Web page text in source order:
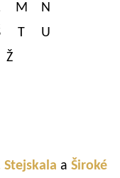
M
N
T
U
Ž
Stejskala a Široké